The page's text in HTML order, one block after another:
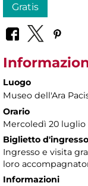
Gratis
Luogo
Museo dell'Ara
Orario
Mercoledì 20 luglio
Biglietto d'ingresso
Ingresso e visita
loro
Informazioni